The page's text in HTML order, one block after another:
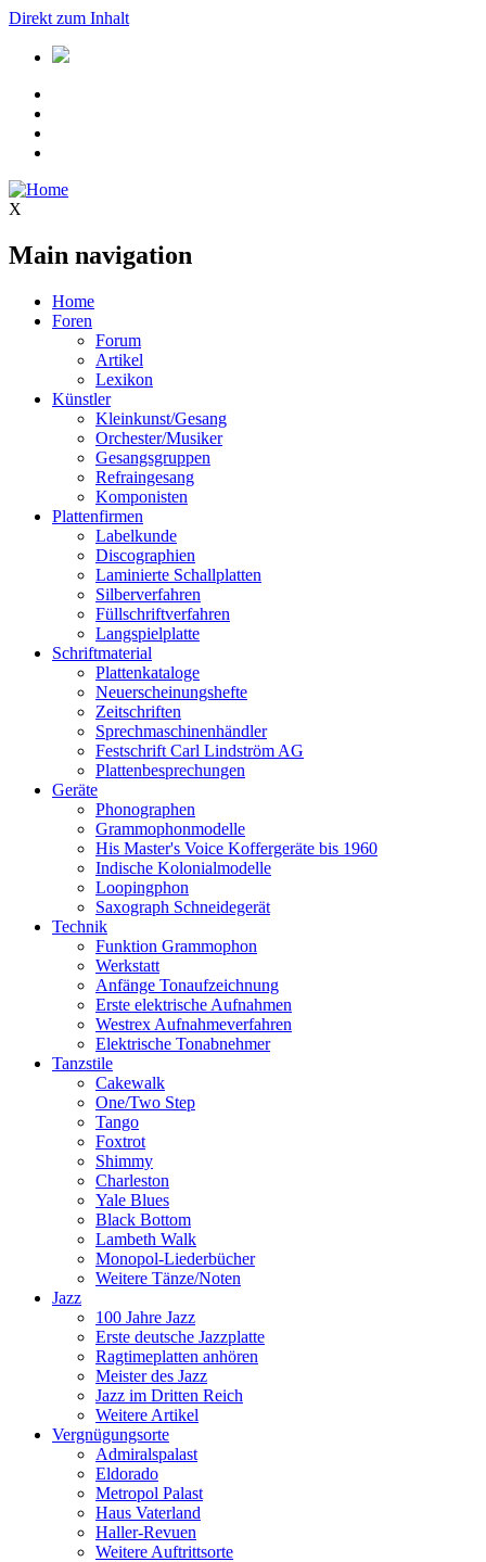
Direkt zum Inhalt
X
Main navigation
Home
Foren
Forum
Artikel
Lexikon
Künstler
Kleinkunst/Gesang
Orchester/Musiker
Gesangsgruppen
Refraingesang
Komponisten
Plattenfirmen
Labelkunde
Discographien
Laminierte Schallplatten
Silberverfahren
Füllschriftverfahren
Langspielplatte
Schriftmaterial
Plattenkataloge
Neuerscheinungshefte
Zeitschriften
Sprechmaschinenhändler
Festschrift Carl Lindström AG
Plattenbesprechungen
Geräte
Phonographen
Grammophonmodelle
His Master's Voice Koffergeräte bis 1960
Indische Kolonialmodelle
Loopingphon
Saxograph Schneidegerät
Technik
Funktion Grammophon
Werkstatt
Anfänge Tonaufzeichnung
Erste elektrische Aufnahmen
Westrex Aufnahmeverfahren
Elektrische Tonabnehmer
Tanzstile
Cakewalk
One/Two Step
Tango
Foxtrot
Shimmy
Charleston
Yale Blues
Black Bottom
Lambeth Walk
Monopol-Liederbücher
Weitere Tänze/Noten
Jazz
100 Jahre Jazz
Erste deutsche Jazzplatte
Ragtimeplatten anhören
Meister des Jazz
Jazz im Dritten Reich
Weitere Artikel
Vergnügungsorte
Admiralspalast
Eldorado
Metropol Palast
Haus Vaterland
Haller-Revuen
Weitere Auftrittsorte